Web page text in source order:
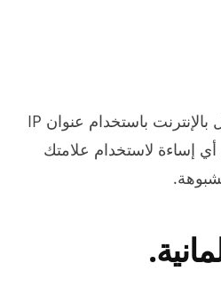
عملية التحقق من الإعلانات في ألمانيا بسيطة. ما عليك سوى الاتصال بالإنترنت باستخدام عنوان IP
إساءة لاستخدام علامتك